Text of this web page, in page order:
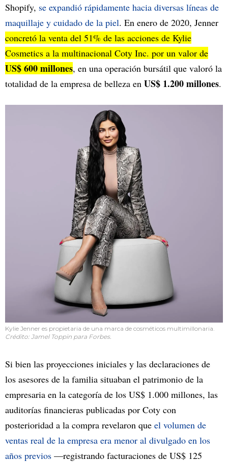
Shopify, se expandió rápidamente hacia diversas líneas de
maquillaje y cuidado de la piel. En enero de 2020, Jenner
concretó la venta del 51% de las acciones de Kylie
Cosmetics a la multinacional Coty Inc. por un valor de
US$ 600 millones, en una operación bursátil que valoró la
totalidad de la empresa de belleza en US$ 1.200 millones.
Kylie Jenner es propietaria de una marca de cosméticos multimillonaria.
Crédito: Jamel Toppin para Forbes.
Si bien las proyecciones iniciales y las declaraciones de
los asesores de la familia situaban el patrimonio de la
empresaria en la categoría de los US$ 1.000 millones, las
auditorías financieras publicadas por Coty con
posterioridad a la compra revelaron que el volumen de
ventas real de la empresa era menor al divulgado en los
años previos —registrando facturaciones de US$ 125